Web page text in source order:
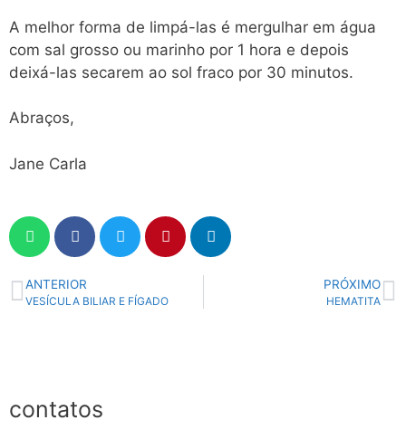
A melhor forma de limpá-las é mergulhar em água
com sal grosso ou marinho por 1 hora e depois
deixá-las secarem ao sol fraco por 30 minutos.
Abraços,
Jane Carla
ANTERIOR
VESÍCULA BILIAR E FÍGADO
PRÓXIMO
HEMATITA
contatos